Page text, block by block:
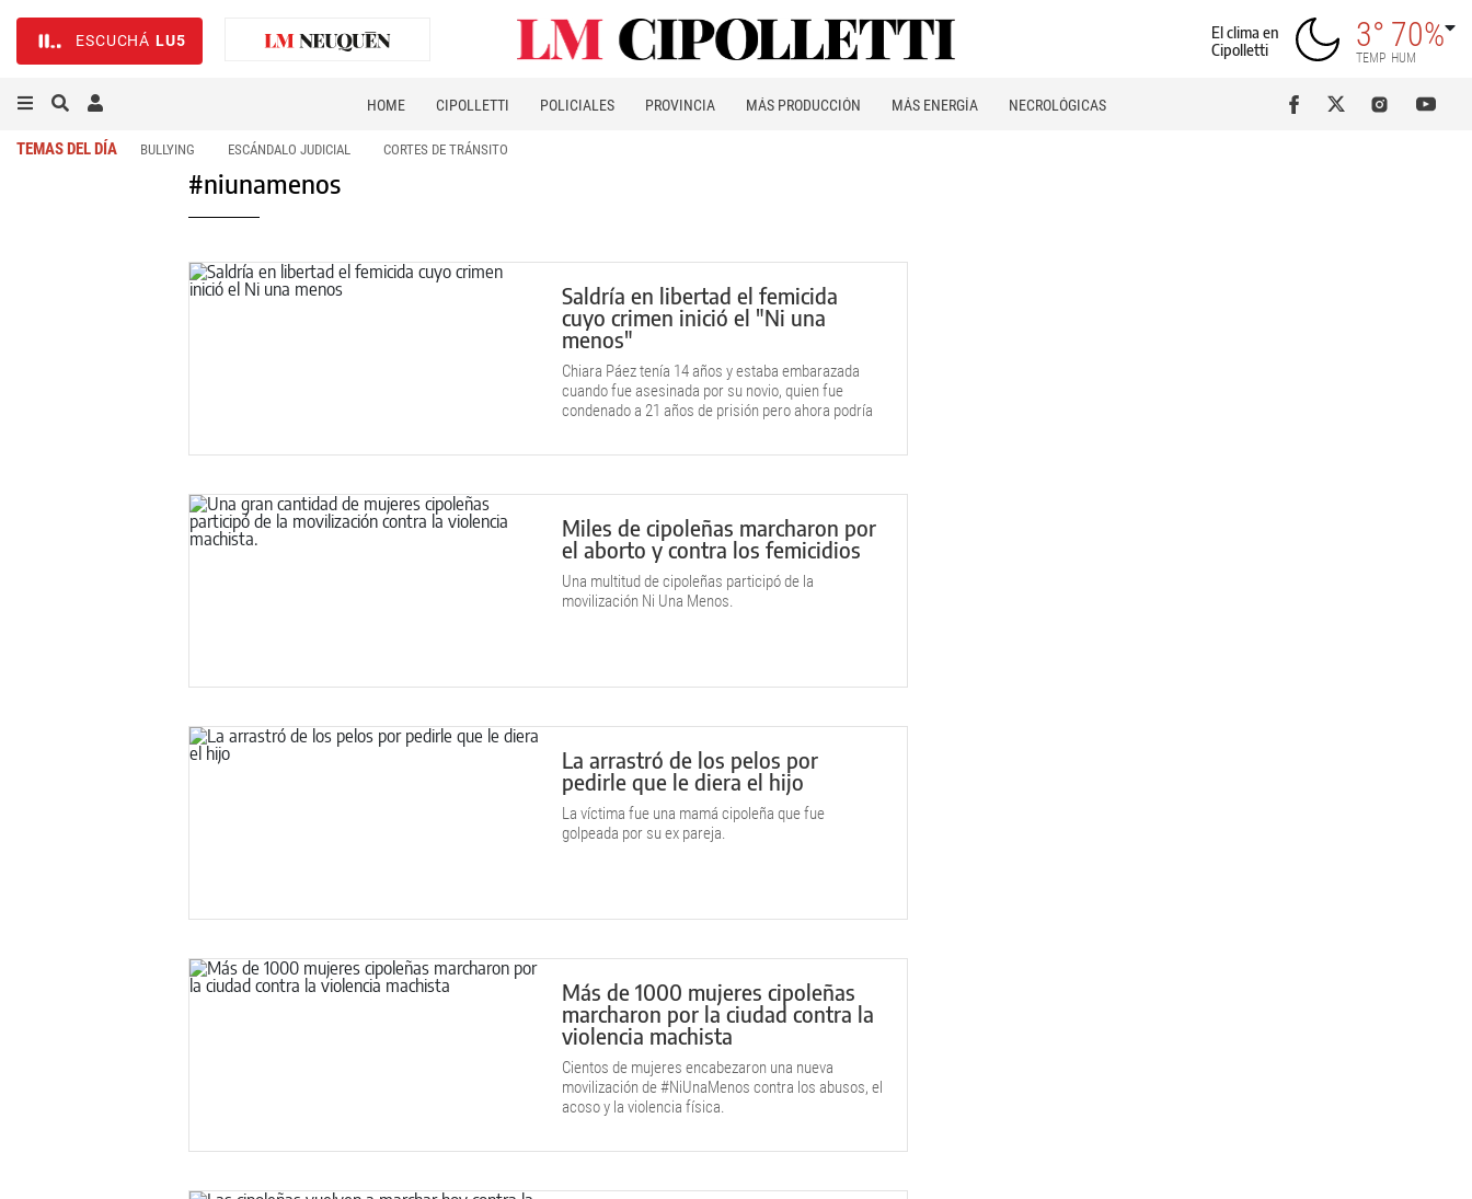
ESCUCHÁ LU5
El clima en
Cipolletti
3°
TEMP
70%
HUM
HOME CIPOLLETTI POLICIALES PROVINCIA MÁS PRODUCCIÓN MÁS ENERGÍA NECROLÓGICAS
TEMAS DEL DÍA BULLYING ESCÁNDALO JUDICIAL CORTES DE TRÁNSITO
#niunamenos
Saldría en libertad el femicida
cuyo crimen inició el "Ni una
menos"
Chiara Páez tenía 14 años y estaba embarazada
cuando fue asesinada por su novio, quien fue
condenado a 21 años de prisión pero ahora podría
Miles de cipoleñas marcharon por
el aborto y contra los femicidios
Una multitud de cipoleñas participó de la
movilización Ni Una Menos.
La arrastró de los pelos por
pedirle que le diera el hijo
La víctima fue una mamá cipoleña que fue
golpeada por su ex pareja.
Más de 1000 mujeres cipoleñas
marcharon por la ciudad contra la
violencia machista
Cientos de mujeres encabezaron una nueva
movilización de #NiUnaMenos contra los abusos, el
acoso y la violencia física.